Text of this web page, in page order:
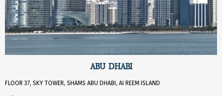
ABU DHABI
FLOOR 37, SKY TOWER, SHAMS ABU DHABI, AI REEM ISLAND